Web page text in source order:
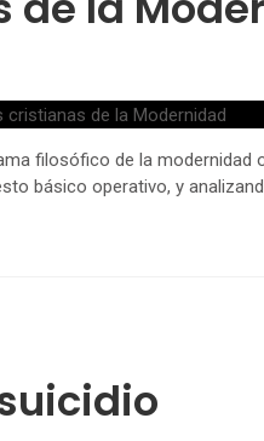
filosófico de la modernidad
básico operativo, y